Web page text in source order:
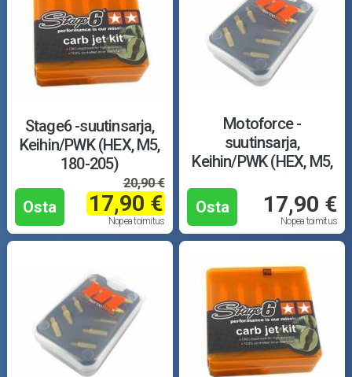
Stage6 -suutinsarja,
Keihin/PWK (HEX, M5,
180-205)
Osta
20,90 €
17,90 €
Nopea toimitus
Motoforce -
suutinsarja,
Keihin/PWK (HEX, M5,
Osta
17,90 €
Nopea toimitus